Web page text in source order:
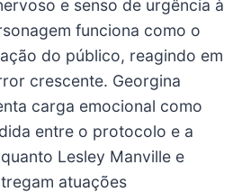
e senso de urgência à
funciona como o
do público, reagindo em
crescente. Georgina
carga emocional como
entre o protocolo e a
Lesley Manville e
atuações